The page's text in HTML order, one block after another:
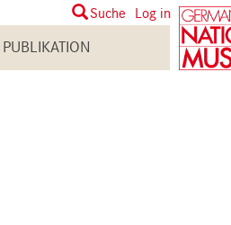
User
account
menu
Suche Log in
PUBLIKATION